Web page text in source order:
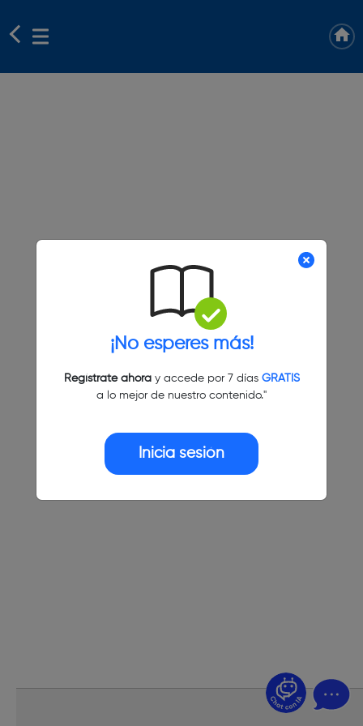
¡No esperes más!
Regístrate ahoray accede por 7 días GRATIS
a lo mejor de nuestro contenido."
Inicia sesión